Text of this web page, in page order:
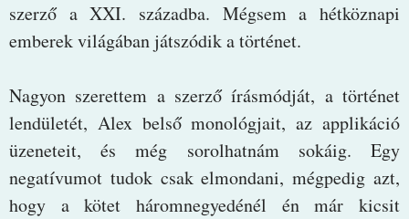
szerző a XXI. századba. Mégsem a hétköznapi
emberek világában játszódik a történet.
Nagyon szerettem a szerző írásmódját, a történet
lendületét, Alex belső monológjait, az applikáció
üzeneteit, és még sorolhatnám sokáig. Egy
negatívumot tudok csak elmondani, mégpedig azt,
hogy a kötet háromnegyedénél én már kicsit